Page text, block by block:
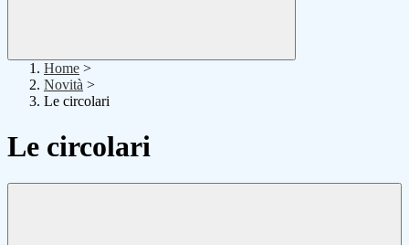
Home >
Novità >
Le circolari
Le circolari